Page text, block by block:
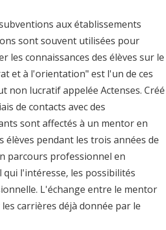
aux établissements
sont souvent utilisées pour
connaissances des élèves sur le
et à l'orientation" est l'un de ces
lucratif appelée Actenses. Créé
de contacts avec des
sont affectés à un mentor en
élèves pendant les trois années de
parcours professionnel en
l'intéresse, les possibilités
L'échange entre le mentor
carrières déjà donnée par le